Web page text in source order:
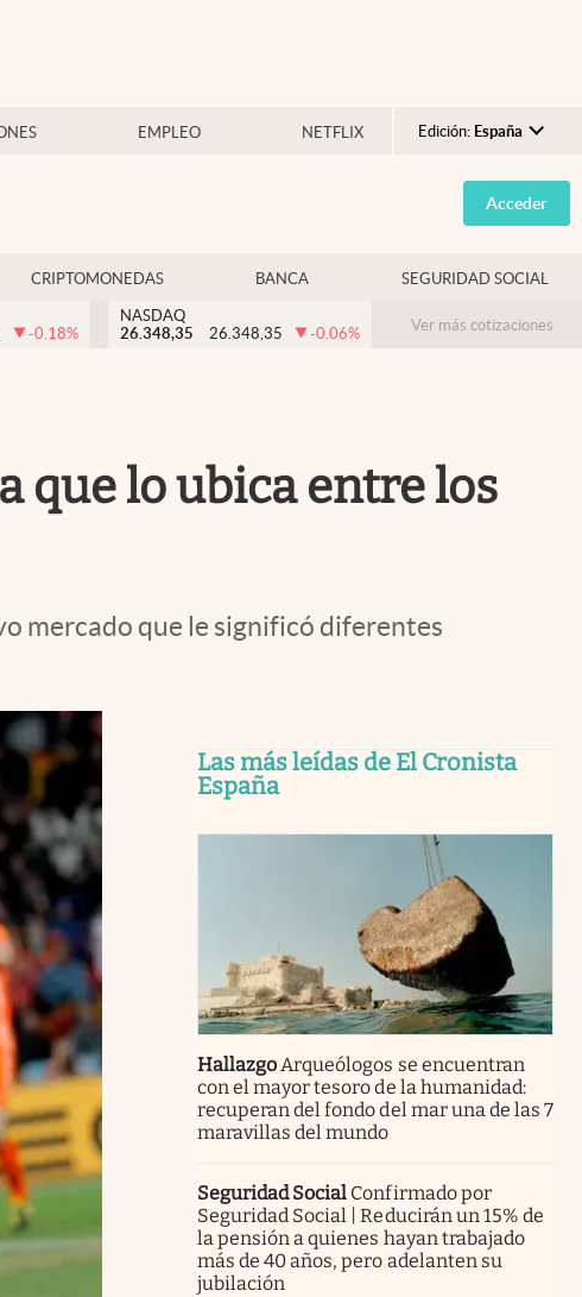
EMPLEO NETFLIX Edición: España
Argentina
España
USA
Colombia
Acceder
CRIPTOMONEDAS BANCA SEGURIDAD SOCIAL
-0.18%
NASDAQ
26.348,35
26.348,35 -0.06% Ver más cotizaciones
que lo ubica entre los
mercado que le significó diferentes
Las más leídas de El Cronista
España
HallazgoArqueólogos se encuentran
con el mayor tesoro de la humanidad:
recuperan del fondo del mar una de las 7
maravillas del mundo
Seguridad Social Confirmado por
Seguridad Social | Reducirán un 15% de
la pensión a quienes hayan trabajado
más de 40 años, pero adelanten su
jubilación